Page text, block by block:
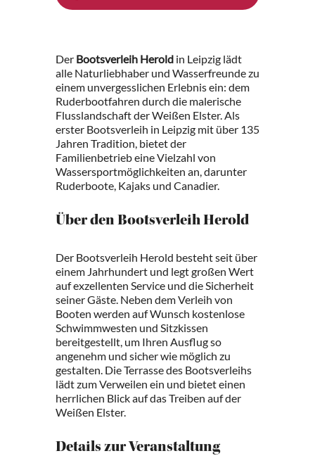
Der Bootsverleih Herold in Leipzig lädt
alle Naturliebhaber und Wasserfreunde zu
einem unvergesslichen Erlebnis ein: dem
Ruderbootfahren durch die malerische
Flusslandschaft der Weißen Elster. Als
erster Bootsverleih in Leipzig mit über 135
Jahren Tradition, bietet der
Familienbetrieb eine Vielzahl von
Wassersportmöglichkeiten an, darunter
Ruderboote, Kajaks und Canadier.
Über den Bootsverleih Herold
Der Bootsverleih Herold besteht seit über
einem Jahrhundert und legt großen Wert
auf exzellenten Service und die Sicherheit
seiner Gäste. Neben dem Verleih von
Booten werden auf Wunsch kostenlose
Schwimmwesten und Sitzkissen
bereitgestellt, um Ihren Ausflug so
angenehm und sicher wie möglich zu
gestalten. Die Terrasse des Bootsverleihs
lädt zum Verweilen ein und bietet einen
herrlichen Blick auf das Treiben auf der
Weißen Elster.
Details zur Veranstaltung